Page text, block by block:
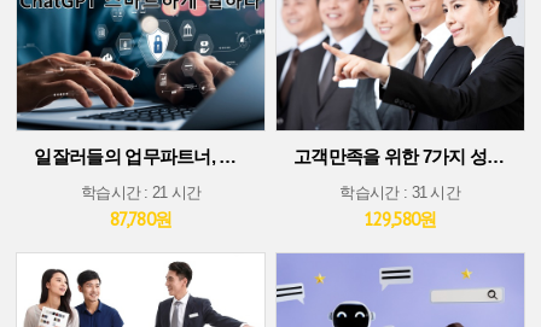
일잘러들의 업무파트너, ChatGPT 스마트하게 일하라!
학습시간 : 21 시간
87,780원
고객만족을 위한 7가지 성공 가이드
학습시간 : 31 시간
129,580원